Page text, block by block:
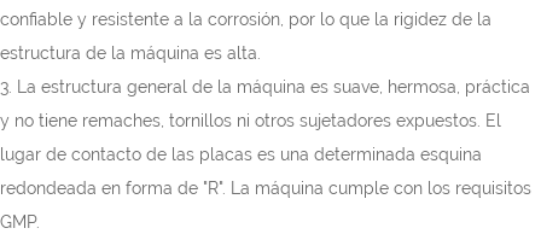
confiable y resistente a la corrosión, por lo que la rigidez de la
estructura de la máquina es alta.
3. La estructura general de la máquina es suave, hermosa, práctica
y no tiene remaches, tornillos ni otros sujetadores expuestos. El
lugar de contacto de las placas es una determinada esquina
redondeada en forma de "R". La máquina cumple con los requisitos
GMP.